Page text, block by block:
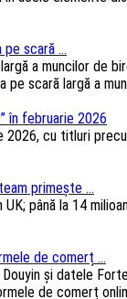
scară ...
a muncilor de
în februarie 2026
2026, cu titluri
primește ...
până la 14
de comerț ...
și datele